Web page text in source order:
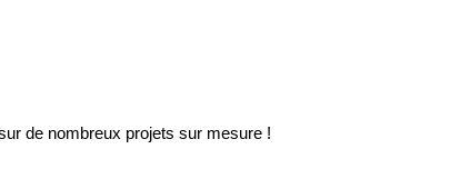
de nombreux projets sur mesure !